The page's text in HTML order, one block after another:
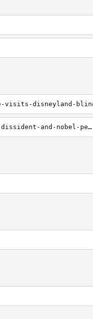
http://www.scmp.com/news/china/policies-politics/article/2101601/chinese-dissident-and-nobel-peace-prize-winner-liu